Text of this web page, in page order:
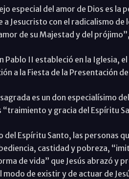
especial del amor de Dios es la
a Jesucristo con el radicalismo
de su Majestad y del
Pablo II estableció en la Iglesia,
a la Fiesta de la Presentación
es un don especialísimo
“traimiento y gracia del Espíritu
del Espíritu Santo, las personas
castidad y pobreza,
de vida” que Jesús abrazó y
de existir y de actuar de